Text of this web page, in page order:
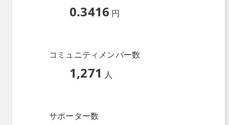
0.3416 円
コミュニティメンバー数
1,271 人
サポーター数